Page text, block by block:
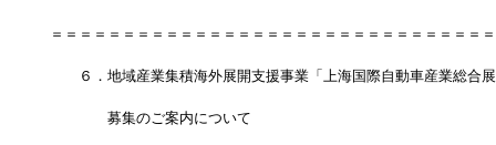
＝＝＝＝＝＝＝＝＝＝＝＝＝＝＝＝＝＝＝＝＝＝＝＝＝＝＝＝＝＝
６．地域産業集積海外展開支援事業「上海国際自動車産業総合
募集のご案内について